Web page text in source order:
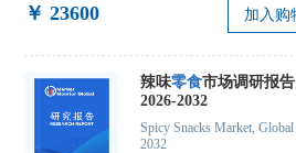
￥ 23600 加入购
辣味零食市场调研报
2026-2032
Spicy Snacks Market,
2032